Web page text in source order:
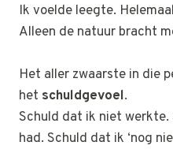
Ik voelde leegte.
Alleen de natuur bracht
Het aller zwaarste in die
het schuldgevoel.
Schuld dat ik niet
had. Schuld dat ik ‘nog